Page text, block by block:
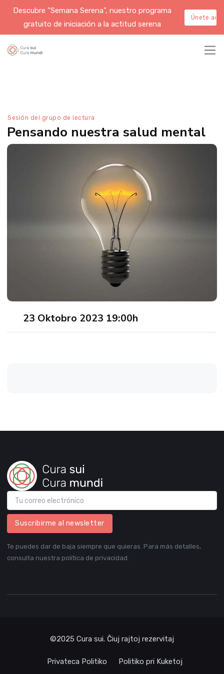
Descubre "Semana Serena", nuestro programa
gratuito de iniciación a la actitud serena
Únete aquí
Sesión del grupo de lectura
Pensando nuestra salud mental
23 Oktobro 2023 19:00h
Suscribirme al newsletter
Te puedes dar de baja siempre que quieras. Para más detalles,
consulta nuestra política de privacidad.
©2025 Cura sui. Ĉiuj rajtoj rezervitaj
Privateca Politiko Politiko pri Kuketoj